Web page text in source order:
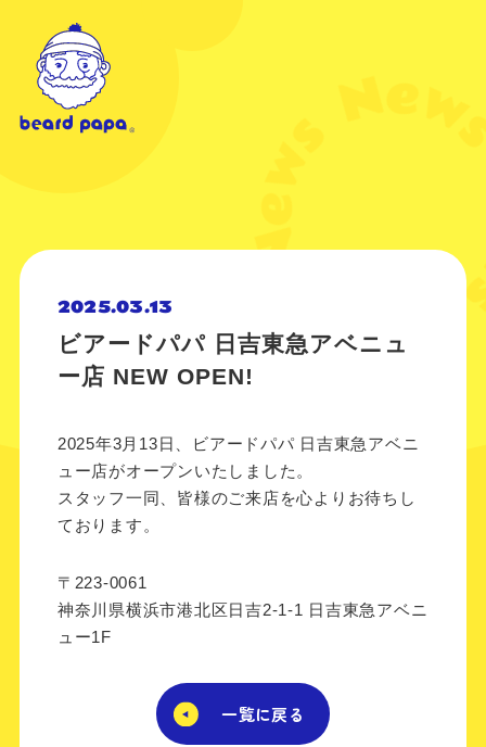
2025.03.13
ビアードパパ 日吉東急アベニュ
ー店 NEW OPEN!
2025年3月13日、ビアードパパ 日吉東急アベニ
ュー店がオープンいたしました。
スタッフ一同、皆様のご来店を心よりお待ちし
ております。
〒223-0061
神奈川県横浜市港北区日吉2-1-1 日吉東急アベニ
ュー1F
一覧に戻る